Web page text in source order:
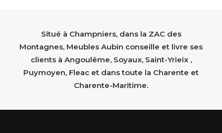
Situé à Champniers, dans la ZAC des
Montagnes, Meubles Aubin conseille et livre ses
clients à Angoulême, Soyaux, Saint-Yrieix ,
Puymoyen, Fleac et dans toute la Charente et
Charente-Maritime.